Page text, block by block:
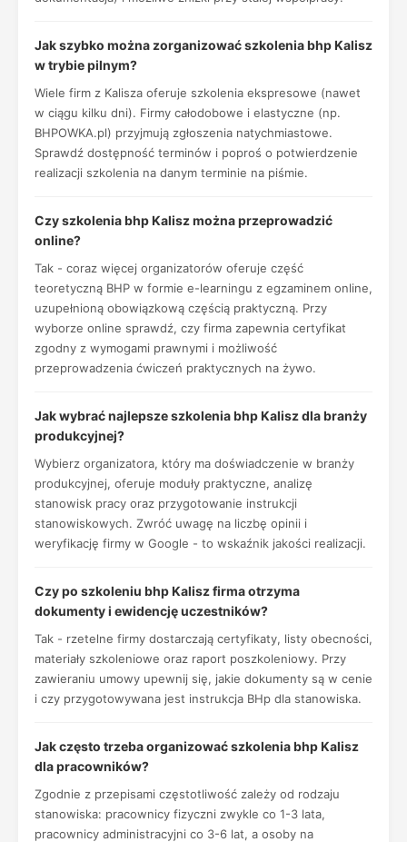
Jak szybko można zorganizować szkolenia bhp Kalisz
w trybie pilnym?
Wiele firm z Kalisza oferuje szkolenia ekspresowe (nawet
w ciągu kilku dni). Firmy całodobowe i elastyczne (np.
BHPOWKA.pl) przyjmują zgłoszenia natychmiastowe.
Sprawdź dostępność terminów i poproś o potwierdzenie
realizacji szkolenia na danym terminie na piśmie.
Czy szkolenia bhp Kalisz można przeprowadzić
online?
Tak - coraz więcej organizatorów oferuje część
teoretyczną BHP w formie e-learningu z egzaminem online,
uzupełnioną obowiązkową częścią praktyczną. Przy
wyborze online sprawdź, czy firma zapewnia certyfikat
zgodny z wymogami prawnymi i możliwość
przeprowadzenia ćwiczeń praktycznych na żywo.
Jak wybrać najlepsze szkolenia bhp Kalisz dla branży
produkcyjnej?
Wybierz organizatora, który ma doświadczenie w branży
produkcyjnej, oferuje moduły praktyczne, analizę
stanowisk pracy oraz przygotowanie instrukcji
stanowiskowych. Zwróć uwagę na liczbę opinii i
weryfikację firmy w Google - to wskaźnik jakości realizacji.
Czy po szkoleniu bhp Kalisz firma otrzyma
dokumenty i ewidencję uczestników?
Tak - rzetelne firmy dostarczają certyfikaty, listy obecności,
materiały szkoleniowe oraz raport poszkoleniowy. Przy
zawieraniu umowy upewnij się, jakie dokumenty są w cenie
i czy przygotowywana jest instrukcja BHp dla stanowiska.
Jak często trzeba organizować szkolenia bhp Kalisz
dla pracowników?
Zgodnie z przepisami częstotliwość zależy od rodzaju
stanowiska: pracownicy fizyczni zwykle co 1-3 lata,
pracownicy administracyjni co 3-6 lat, a osoby na